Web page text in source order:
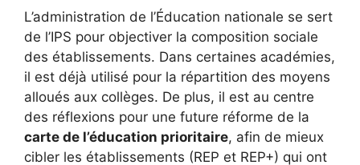
L’administration de l’Éducation nationale se sert
de l’IPS pour objectiver la composition sociale
des établissements. Dans certaines académies,
il est déjà utilisé pour la répartition des moyens
alloués aux collèges. De plus, il est au centre
des réflexions pour une future réforme de la
carte de l’éducation prioritaire, afin de mieux
cibler les établissements (REP et REP+) qui ont